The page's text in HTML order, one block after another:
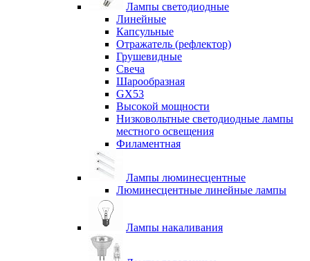
Лампы светодиодные
Линейные
Капсульные
Отражатель (рефлектор)
Грушевидные
Свеча
Шарообразная
GX53
Высокой мощности
Низковольтные светодиодные лампы
местного освещения
Филаментная
Лампы люминесцентные
Люминесцентные линейные лампы
Лампы накаливания